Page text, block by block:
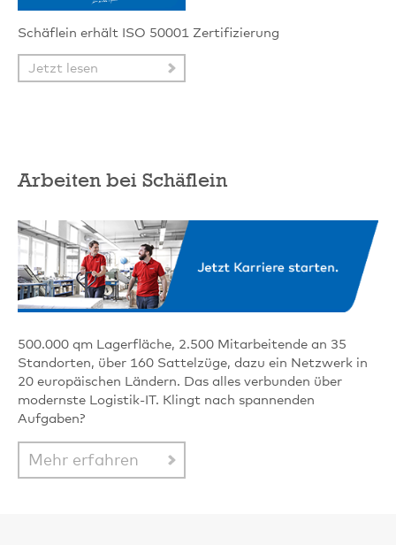
Schäflein erhält ISO 50001 Zertifizierung
Jetzt lesen
Arbeiten bei Schäflein
500.000 qm Lagerfläche, 2.500 Mitarbeitende an 35
Standorten, über 160 Sattelzüge, dazu ein Netzwerk in
20 europäischen Ländern. Das alles verbunden über
modernste Logistik-IT. Klingt nach spannenden
Aufgaben?
Mehr erfahren